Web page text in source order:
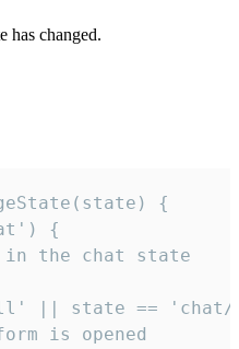
has changed.
{
{
the chat state
|| state ==
is opened